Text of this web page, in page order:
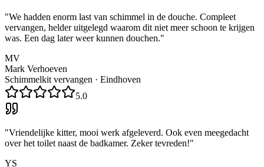
"We hadden enorm last van schimmel in de douche. Compleet
vervangen, helder uitgelegd waarom dit niet meer schoon te krijgen
was. Een dag later weer kunnen douchen."
MV
Mark Verhoeven
Schimmelkit vervangen · Eindhoven
5.0
"Vriendelijke kitter, mooi werk afgeleverd. Ook even meegedacht
over het toilet naast de badkamer. Zeker tevreden!"
YS